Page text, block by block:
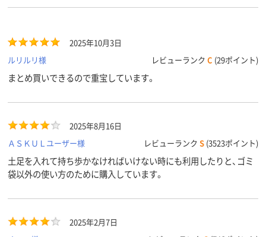
2025年10月3日
ルリルリ様
レビューランク C (29ポイント)
まとめ買いできるので重宝しています。
2025年8月16日
ＡＳＫＵＬユーザー様
レビューランク S (3523ポイント)
土足を入れて持ち歩かなければいけない時にも利用したりと、ゴミ
袋以外の使い方のために購入しています。
2025年2月7日